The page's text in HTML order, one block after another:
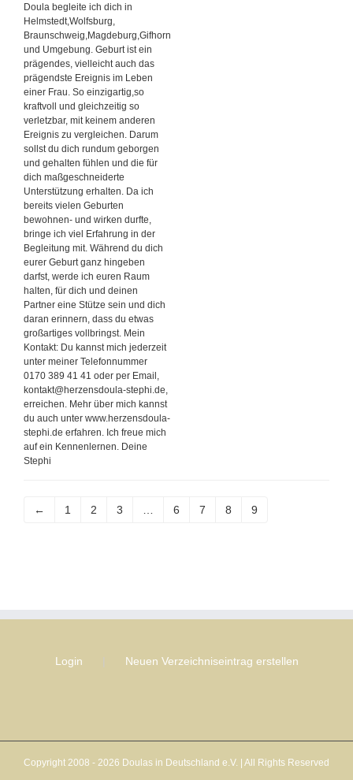
Doula begleite ich dich in
Helmstedt,Wolfsburg,
Braunschweig,Magdeburg,Gifhorn
und Umgebung. Geburt ist ein
prägendes, vielleicht auch das
prägendste Ereignis im Leben
einer Frau. So einzigartig,so
kraftvoll und gleichzeitig so
verletzbar, mit keinem anderen
Ereignis zu vergleichen. Darum
sollst du dich rundum geborgen
und gehalten fühlen und die für
dich maßgeschneiderte
Unterstützung erhalten. Da ich
bereits vielen Geburten
bewohnen- und wirken durfte,
bringe ich viel Erfahrung in der
Begleitung mit. Während du dich
eurer Geburt ganz hingeben
darfst, werde ich euren Raum
halten, für dich und deinen
Partner eine Stütze sein und dich
daran erinnern, dass du etwas
großartiges vollbringst. Mein
Kontakt: Du kannst mich jederzeit
unter meiner Telefonnummer
0170 389 41 41 oder per Email,
kontakt@herzensdoula-stephi.de,
erreichen. Mehr über mich kannst
du auch unter www.herzensdoula-
stephi.de erfahren. Ich freue mich
auf ein Kennenlernen. Deine
Stephi
← 1 2 3 6 7 8 9
Login Neuen Verzeichniseintrag erstellen
Copyright 2008 - 2026 Doulas in Deutschland e.V. | All Rights Reserved